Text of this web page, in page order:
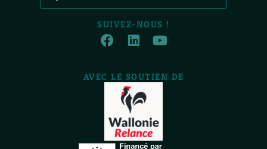
SUIVEZ-NOUS !
AVEC LE SOUTIEN DE